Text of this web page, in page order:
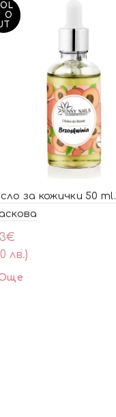
O
за кожички 50 ml.
€
лв.)